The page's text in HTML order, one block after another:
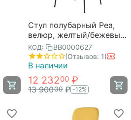
Стул полубарный Pea,
велюр, желтый/бежевый,
Bergenson Bjorn
КОД:
BB0000627
(Отзывов: 1)
В наличии
12 23200 ₽
13 90000 ₽ -12%